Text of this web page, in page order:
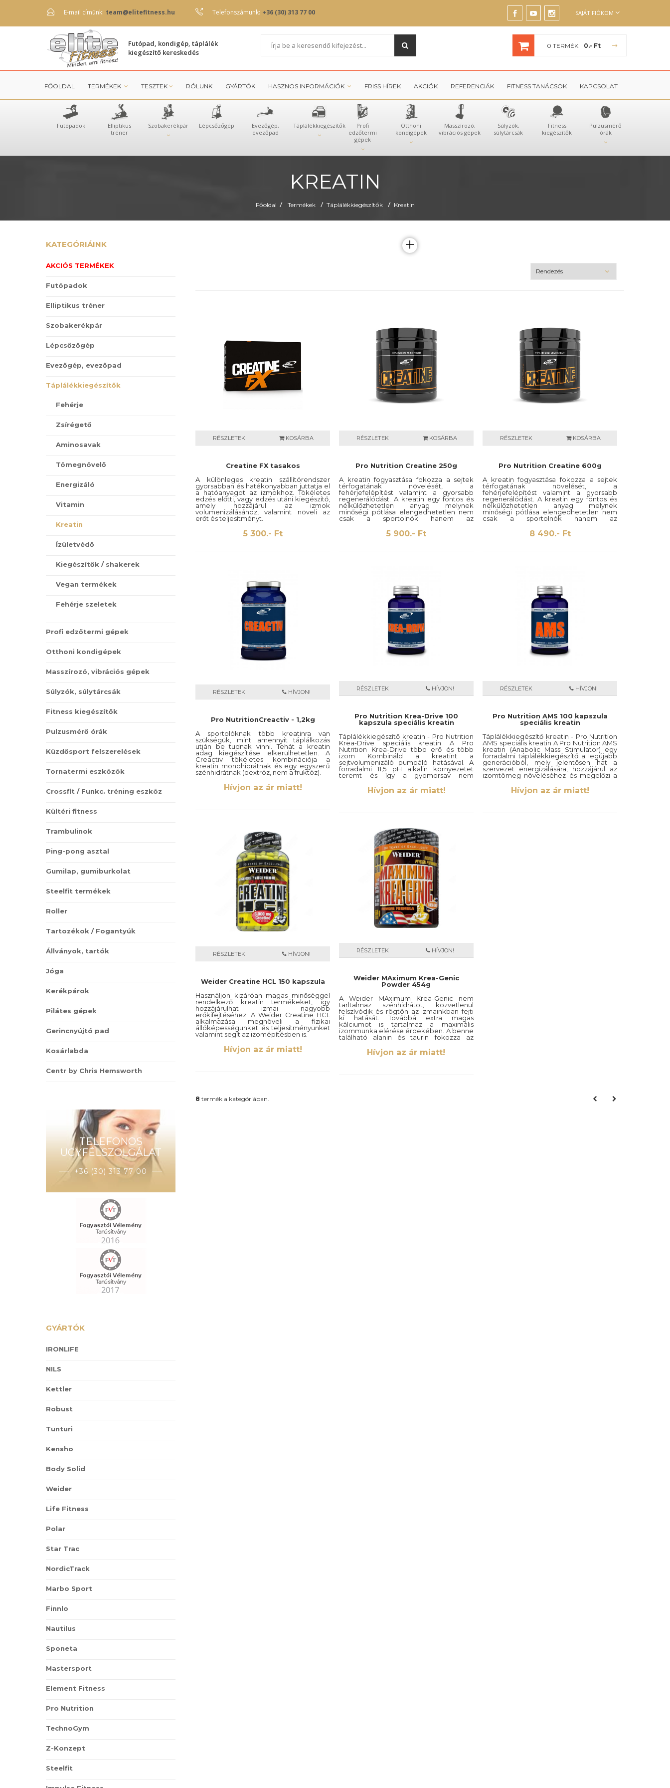
E-mail címünk: team@elitefitness.hu Telefonszámunk: +36 (30) 313 77 00 SAJÁT FIÓKOM
Futópad, kondigép, táplálék
kiegészítő kereskedés
0 TERMÉK 0.- Ft
FŐOLDAL TERMÉKEK TESZTEK RÓLUNK GYÁRTÓK HASZNOS INFORMÁCIÓK FRISS HÍREK AKCIÓK REFERENCIÁK FITNESS TANÁCSOK KAPCSOLAT
Futópadok
Elliptikus
tréner
Szobakerékpár Lépcsőzőgép
Evezőgép,
evezőpad
Táplálékkiegészítők
Profi
edzőtermi
gépek
Otthoni
kondigépek
Masszírozó,
vibrációs gépek
Súlyzók,
súlytárcsák
Fitness
kiegészítők
Pulzusmérő
órák
KREATIN
Főoldal / Termékek / Táplálékkiegészítők / Kreatin
KATEGÓRIÁINK
AKCIÓS TERMÉKEK
Futópadok
Elliptikus tréner
Szobakerékpár
Lépcsőzőgép
Evezőgép, evezőpad
Táplálékkiegészítők
Fehérje
Zsírégető
Aminosavak
Tömegnövelő
Energizáló
Vitamin
Kreatin
Ízületvédő
Kiegészítők / shakerek
Vegan termékek
Fehérje szeletek
Profi edzőtermi gépek
Otthoni kondigépek
Masszírozó, vibrációs gépek
Súlyzók, súlytárcsák
Fitness kiegészítők
Pulzusmérő órák
Küzdősport felszerelések
Tornatermi eszközök
Crossfit / Funkc. tréning eszköz
Kültéri fitness
Trambulinok
Ping-pong asztal
Gumilap, gumiburkolat
Steelfit termékek
Roller
Tartozékok / Fogantyúk
Állványok, tartók
Jóga
Kerékpárok
Pilátes gépek
Gerincnyújtó pad
Kosárlabda
Centr by Chris Hemsworth
TELEFONOS
ÜGYFÉLSZOLGÁLAT
+36 (30) 313 77 00
GYÁRTÓK
IRONLIFE
NILS
Kettler
Robust
Tunturi
Kensho
Body Solid
Weider
Life Fitness
Polar
Star Trac
NordicTrack
Marbo Sport
Finnlo
Nautilus
Sponeta
Mastersport
Element Fitness
Pro Nutrition
TechnoGym
Z-Konzept
Steelfit
+
RÉSZLETEK KOSÁRBA
Creatine FX tasakos
A különleges kreatin szállítórendszer
gyorsabban és hatékonyabban juttatja el
a hatóanyagot az izmokhoz. Tökéletes
edzés előtti, vagy edzés utáni kiegészítő,
amely hozzájárul az izmok
volumenizálásához, valamint növeli az
erőt és teljesítményt.
kálium; színezék: riboflavin.
10g
3,3 Kcal
(14,1 Kj)
amelyből Cukor
0,08 g
0 g
0 g
0,4 g
Kreatin monohidrát
5000 mg
5 300.- Ft
RÉSZLETEK KOSÁRBA
Pro Nutrition Creatine 250g
A kreatin fogyasztása fokozza a sejtek
térfogatának növelését, a
fehérjefelépítést valamint a gyorsabb
regenerálódást. A kreatin egy fontos és
nélkülőzhetetlen anyag melynek
minőségi pótlása elengedhetetlen nem
csak a sportolnók hanem az
egészségesen élni vágyók számára is.
A Pro Nutrition® magas minőségű és
5 900.- Ft
RÉSZLETEK KOSÁRBA
Pro Nutrition Creatine 600g
A kreatin fogyasztása fokozza a sejtek
térfogatának növelését, a
fehérjefelépítést valamint a gyorsabb
regenerálódást. A kreatin egy fontos és
nélkülőzhetetlen anyag melynek
minőségi pótlása elengedhetetlen nem
csak a sportolnók hanem az
egészségesen élni vágyók számára is.
A Pro Nutrition® magas minőségű és
8 490.- Ft
RÉSZLETEK HÍVJON!
Pro NutritionCreactiv - 1,2kg
A sportolóknak több kreatinra van
szükségük, mint amennyit táplálkozás
utján be tudnak vinni. Tehát a kreatin
adag kiegészítése elkerülhetetlen. A
Creactiv tökéletes kombinációja a
kreatin monohidrátnak és egy egyszerű
szénhidrátnak (dextróz, nem a fruktóz).
Hívjon az ár miatt!
RÉSZLETEK HÍVJON!
Pro Nutrition Krea-Drive 100
kapszula speciális kreatin
Táplálékkiegészítő kreatin - Pro Nutrition
Krea-Drive speciális kreatin A Pro
Nutrition Krea-Drive több erő és több
izom Kombináld a kreatint a
sejtvolumenizáló pumpáló hatásával. A
forradalmi 11,5 pH alkalin környezetet
teremt és így a gyomorsav nem
támadhatja meg a kreatint, mely
sértetlenül jut el a sejtekhez. Azonkívül az
alkalin környezet elősegíti a szervezet
Hívjon az ár miatt!
RÉSZLETEK HÍVJON!
Pro Nutrition AMS 100 kapszula
speciális kreatin
Táplálékkiegészítő kreatin - Pro Nutrition
AMS speciális kreatin A Pro Nutrition AMS
kreatin (Anabolic Mass Stimulator) egy
forradalmi táplálékkiegészítő a legújabb
generációból, mely jelentősen hat a
szervezet energizálására, hozzájárul az
izomtömeg növeléséhez és megelőzi a
katabolizmust.
Hívjon az ár miatt!
RÉSZLETEK HÍVJON!
Weider Creatine HCL 150 kapszula
Használjon kizáróan magas minőséggel
rendelkező kreatin termékeket, így
hozzájárulhat izmai nagyobb
erőkifejtéséhez. A Weider Creatine HCL
alkalmazása megnöveli a fizikai
állóképességünket és teljesítményünket
valamint segít az izomépítésben is.
Egy adag=3 kapszula.
Hívjon az ár miatt!
RÉSZLETEK HÍVJON!
Weider MAximum Krea-Genic
Powder 454g
A Weider MAximum Krea-Genic nem
tarltalmaz szénhidrátot, közvetlenül
felszívódik és rögtön az izmainkban fejti
ki hatását. Továbbá extra magas
kálciumot is tartalmaz a maximális
izommunka elérése érdekében. A benne
található alanin és taurin fokozza az
Egy adag=6,5 gHívjon az ár miatt!
8 termék a kategóriában.